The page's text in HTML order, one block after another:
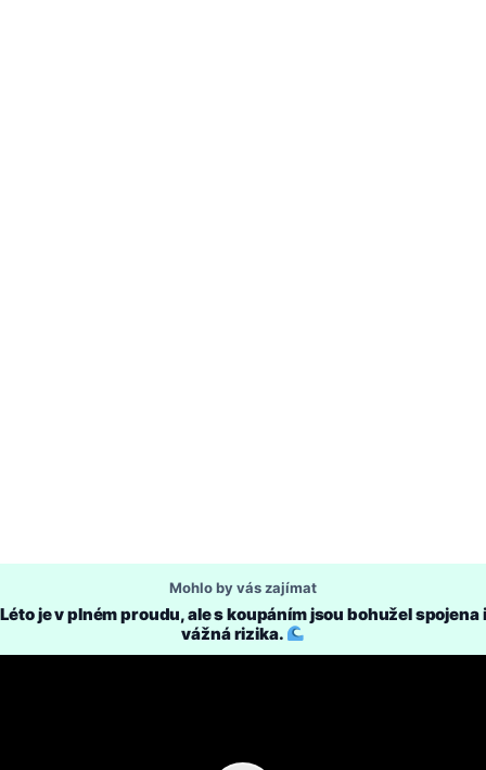
Mohlo by vás zajímat
Léto je v plném proudu, ale s koupáním jsou bohužel spojena i
vážná rizika.